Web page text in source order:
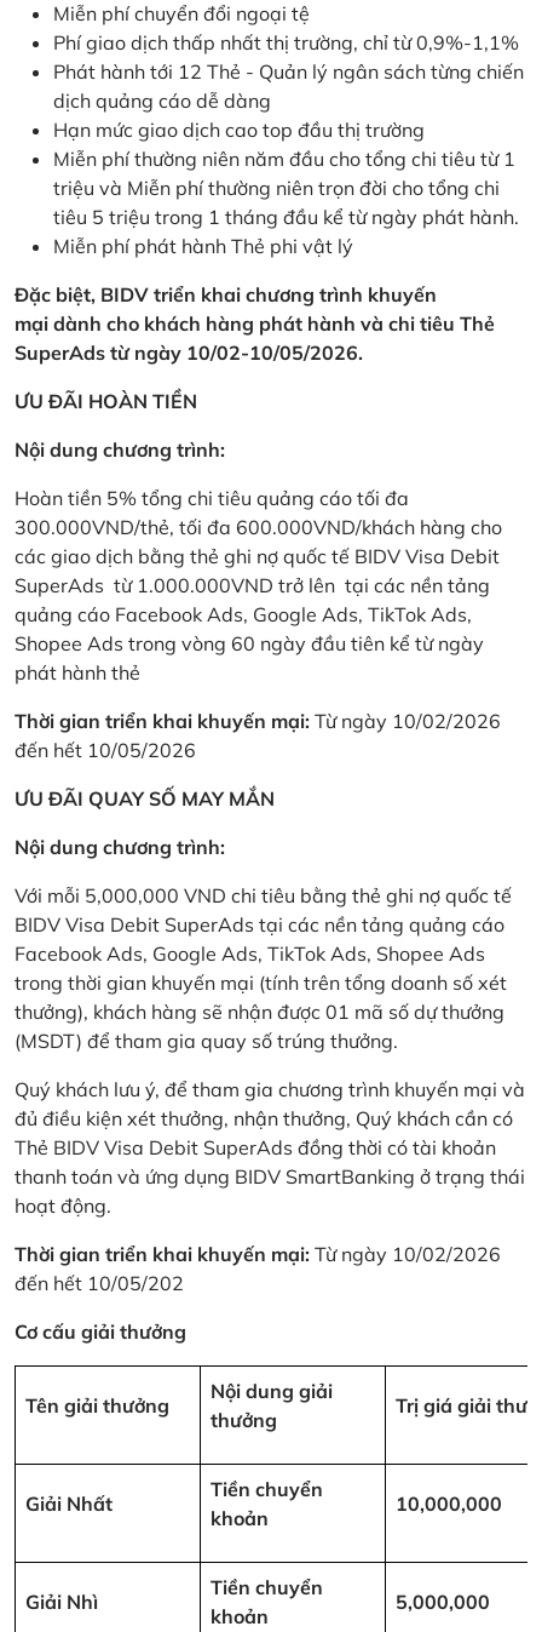
Miễn phí chuyển đổi ngoại tệ
Phí giao dịch thấp nhất thị trường, chỉ từ 0,9%-1,1%
Phát hành tới 12 Thẻ - Quản lý ngân sách từng chiến
dịch quảng cáo dễ dàng
Hạn mức giao dịch cao top đầu thị trường
Miễn phí thường niên năm đầu cho tổng chi tiêu từ 1
triệu và Miễn phí thường niên trọn đời cho tổng chi
tiêu 5 triệu trong 1 tháng đầu kể từ ngày phát hành.
Miễn phí phát hành Thẻ phi vật lý
Đặc biệt, BIDV triển khai chương trình khuyến
mại dành cho khách hàng phát hành và chi tiêu Thẻ
SuperAds từ ngày 10/02-10/05/2026.
ƯU ĐÃI HOÀN TIỀN
Nội dung chương trình:
Hoàn tiền 5% tổng chi tiêu quảng cáo tối đa
300.000VND/thẻ, tối đa 600.000VND/khách hàng cho
các giao dịch bằng thẻ ghi nợ quốc tế BIDV Visa Debit
SuperAds từ 1.000.000VND trở lên tại các nền tảng
quảng cáo Facebook Ads, Google Ads, TikTok Ads,
Shopee Ads trong vòng 60 ngày đầu tiên kể từ ngày
phát hành thẻ
Thời gian triển khai khuyến mại: Từ ngày 10/02/2026
đến hết 10/05/2026
ƯU ĐÃI QUAY SỐ MAY MẮN
Nội dung chương trình:
Với mỗi 5,000,000 VND chi tiêu bằng thẻ ghi nợ quốc tế
BIDV Visa Debit SuperAds tại các nền tảng quảng cáo
Facebook Ads, Google Ads, TikTok Ads, Shopee Ads
trong thời gian khuyến mại (tính trên tổng doanh số xét
thưởng), khách hàng sẽ nhận được 01 mã số dự thưởng
(MSDT) để tham gia quay số trúng thưởng.
Quý khách lưu ý, để tham gia chương trình khuyến mại và
đủ điều kiện xét thưởng, nhận thưởng, Quý khách cần có
Thẻ BIDV Visa Debit SuperAds đồng thời có tài khoản
thanh toán và ứng dụng BIDV SmartBanking ở trạng thái
hoạt động.
Thời gian triển khai khuyến mại: Từ ngày 10/02/2026
đến hết 10/05/202
Cơ cấu giải thưởng
Tên giải thưởng
Nội dung giải
thưởng
Trị giá giải
Giải Nhất
Tiền chuyển
khoản
10,000,000
Giải Nhì
Tiền chuyển
khoản
5,000,000